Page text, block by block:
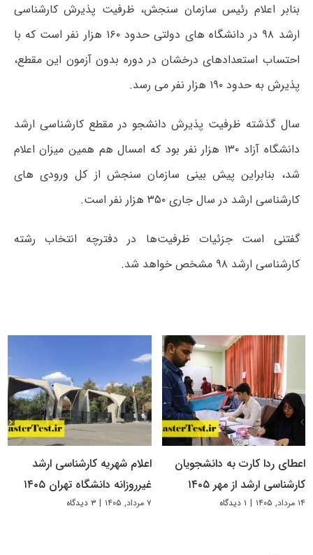
بنابر اعلام رئیس سازمان سنجش، ظرفیت پذیرش کارشناسی
ارشد ۹۸ در دانشگاه های دولتی حدود ۱۶۰ هزار نفر است که با
احتساب استعدادهای درخشان در دوره بدون آزمون این مقطع،
پذیرش به حدود ۱۹۰ هزار نفر می رسد.
سال گذشته ظرفیت پذیرش دانشجو در مقطع کارشناسی ارشد
دانشگاه آزاد ۱۳۰ هزار نفر بود که امسال هم همین میزان اعلام
شد، بنابراین پیش بینی سازمان سنجش از کل ورودی های
کارشناسی ارشد در سال جاری ۳۵۰ هزار نفر است.
گفتنی است جزئیات ظرفیت‌ها در دفترچه انتخاب رشته
کارشناسی ارشد ۹۸ مشخص خواهد شد.
اعطای ردا کارت به دانشجویان
کارشناسی ارشد از مهر ۱۴۰۵
۱۴ مرداد, ۱۴۰۵ | ۱ دیدگاه
اعلام شهریه کارشناسی ارشد
غیرروزانه دانشگاه تهران ۱۴۰۵
۷ مرداد, ۱۴۰۵ | ۳ دیدگاه